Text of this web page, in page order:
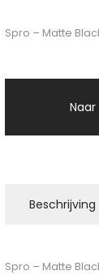
Spro – Matte
Beschrijving
Spro – Matte